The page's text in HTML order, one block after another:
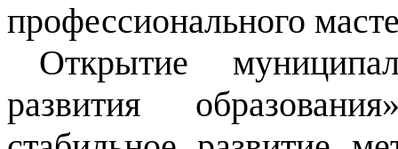
профессионального
Открытие
развития